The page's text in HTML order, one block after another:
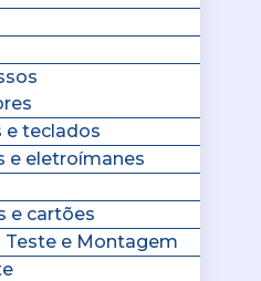
e teclados
e eletroímanes
e cartões
Teste e Montagem